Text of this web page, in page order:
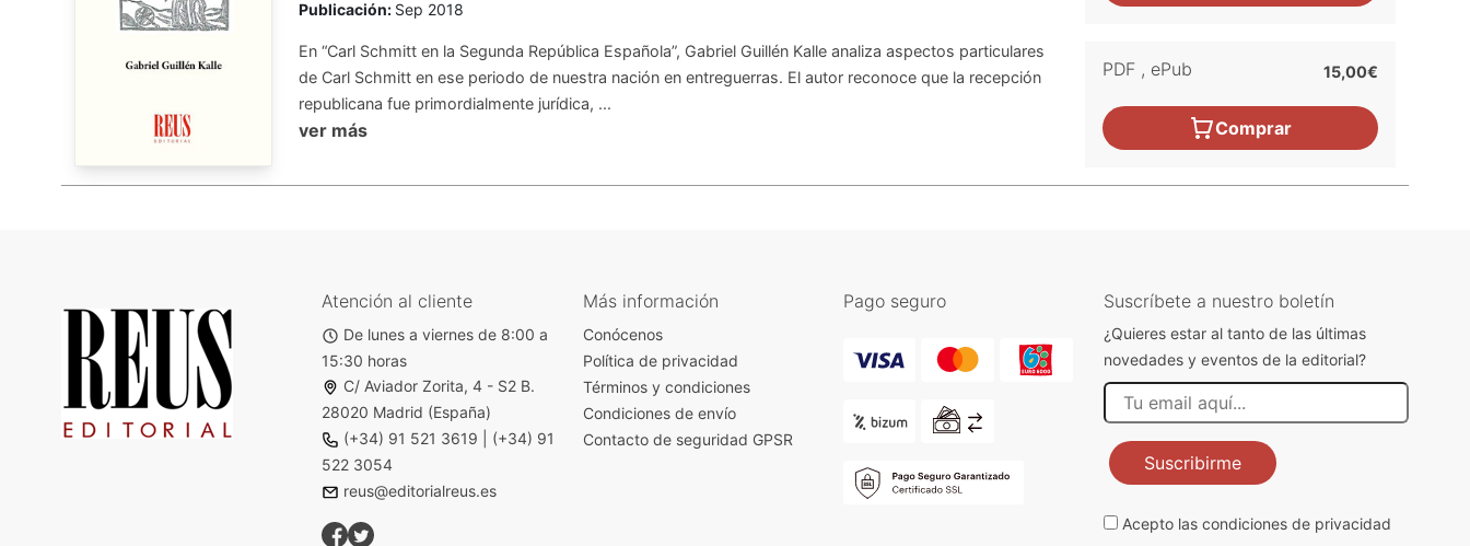
Publicación: Sep 2018
En “Carl Schmitt en la Segunda República Española”, Gabriel Guillén Kalle analiza aspectos particulares
de Carl Schmitt en ese periodo de nuestra nación en entreguerras. El autor reconoce que la recepción
republicana fue primordialmente jurídica, ...
ver más
PDF, ePub 15,00€
Comprar
Atención al cliente
De lunes a viernes de 8:00 a
15:30 horas
C/ Aviador Zorita, 4 - S2 B.
28020 Madrid (España)
(+34) 91 521 3619
(+34) 91
522 3054
reus@editorialreus.es
Más información
Conócenos
Política de privacidad
Términos y condiciones
Condiciones de envío
Contacto de seguridad GPSR
Pago seguro Suscríbete a nuestro boletín
¿Quieres estar al tanto de las últimas
novedades y eventos de la editorial?
Suscribirme
Acepto las condiciones de privacidad